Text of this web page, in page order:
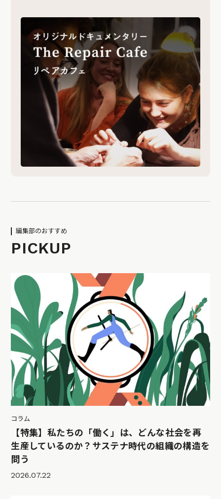
編集部のおすすめ
PICKUP
コラム
【特集】私たちの「働く」は、どんな社会を再
生産しているのか？サステナ時代の組織の構造を
問う
2026.07.22